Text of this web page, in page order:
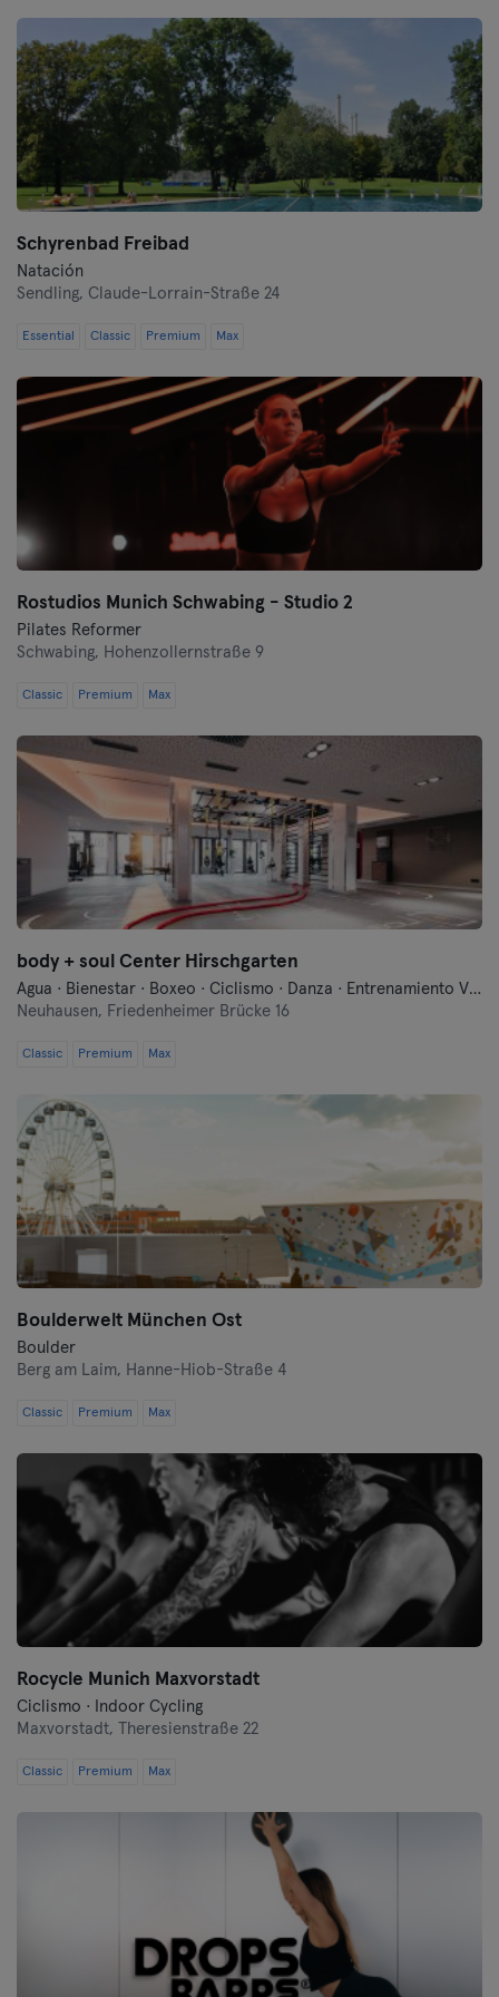
Schyrenbad Freibad
Natación
Sendling, Claude-Lorrain-Straße 24
Essential Classic Premium Max
Rostudios Munich Schwabing - Studio 2
Pilates Reformer
Schwabing, Hohenzollernstraße 9
Classic Premium Max
body + soul Center Hirschgarten
Agua · Bienestar · Boxeo · Ciclismo · Danza · Entrenamiento Vibratorio · Entrenamiento funcional · Fitness · Indoor Cycling · Natación · Pilates · Yoga
Neuhausen, Friedenheimer Brücke 16
Classic Premium Max
Boulderwelt München Ost
Boulder
Berg am Laim, Hanne-Hiob-Straße 4
Classic Premium Max
Rocycle Munich Maxvorstadt
Ciclismo · Indoor Cycling
Maxvorstadt,
Theresienstraße 22
Classic Premium Max
Darmstadt
Dortmund
Dresde
Duisburgo
Dusseldorf
Flensburgo
Frankfurt an der Oder
Freiburg
Fulda
Hamburgo
Hanau
Hannover
Heidenheim
Colonia
Konstanz
Landshut
Leipzig
Lubeck
Magdeburg
Maguncia
Mannheim
Moenchengladbach
Nuremberg